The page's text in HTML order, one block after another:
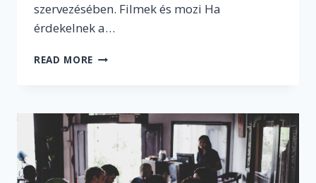
szervezésében. Filmek és mozi Ha
érdekelnek a…
READ MORE FIGYELEM!
ŐSZI
PROGRAMOKRÓL
KÁR
LENNE
LEMARADNI…